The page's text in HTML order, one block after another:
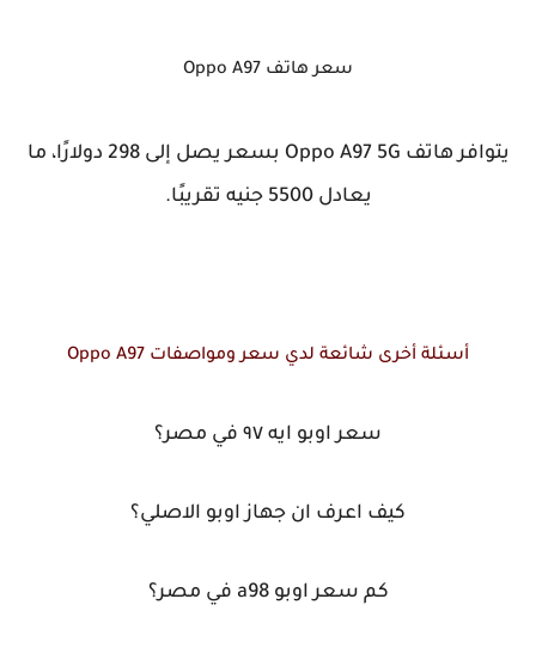
سعر هاتف Oppo A97
يتوافر هاتف Oppo A97 5G بسعر يصل إلى 298 دولارًا، ما
يعادل 5500 جنيه تقريبًا.
أسئلة أخرى شائعة لدي سعر ومواصفات Oppo A97
سعر اوبو ايه ٩٧ في مصر؟
كيف اعرف ان جهاز اوبو الاصلي؟
كم سعر اوبو a98 في مصر؟